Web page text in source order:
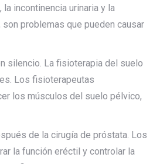
incontinencia urinaria y la
problemas que pueden causar
silencio. La fisioterapia del suelo
Los fisioterapeutas
los músculos del suelo pélvico,
de la cirugía de próstata. Los
la función eréctil y controlar la